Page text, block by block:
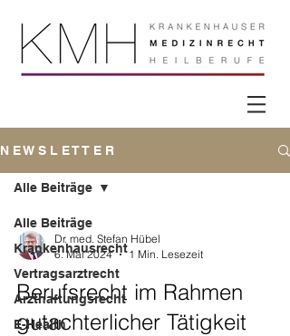
N E W S L E T T E R
Alle Beiträge
Krankenhausrecht
Vertragsarztrecht
Arzthaftungsrecht
E-Health
Alle Beiträge
Dr. med. Stefan Hübel
6. Mai 2024
1 Min. Lesezeit
Berufsrecht im Rahmen
gutachterlicher Tätigkeit